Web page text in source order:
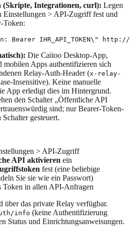
(Skripte, Integrationen, curl): Legen
> API-Zugriff fest und
Token:
Die Caiioo Desktop-App,
Apps authentifizieren sich
Relay-Auth-Header (x-relay-
Insensitive). Keine manuelle
App erledigt dies im Hintergrund.
den Schalter „Öffentliche API
sind; nur Bearer-Token-
gesteuert.
> API-Zugriff
API aktivieren ein
fest (eine beliebige
Sie sie wie ein Passwort)
Token in allen API-Anfragen
das private Relay verfügbar.
info (keine Authentifizierung
Status und Einrichtungsanweisungen.